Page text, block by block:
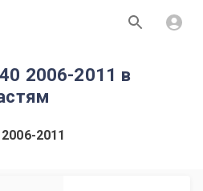
2006-2011 в
2011